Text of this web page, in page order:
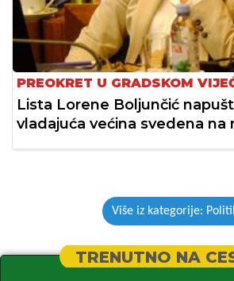
PREOKRET U GRADSKOM
Lista Lorene Boljunčić
vladajuća većina svedena na
Više iz kategorije:
TRENUTNO NA